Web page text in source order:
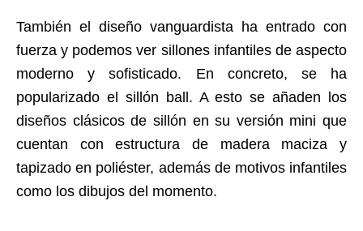
También el diseño vanguardista ha entrado con
fuerza y podemos ver sillones infantiles de aspecto
moderno y sofisticado. En concreto, se ha
popularizado el sillón ball. A esto se añaden los
diseños clásicos de sillón en su versión mini que
cuentan con estructura de madera maciza y
tapizado en poliéster, además de motivos infantiles
como los dibujos del momento.